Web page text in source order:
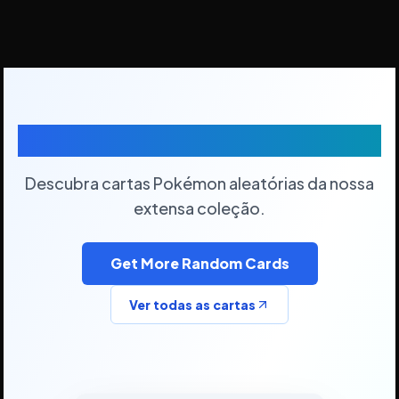
Descubra cartas Pokémon aleatórias da nossa
extensa coleção.
Get More Random Cards
Ver todas as cartas